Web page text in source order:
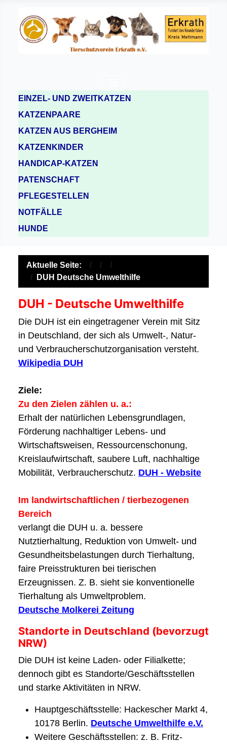
EINZEL- UND ZWEITKATZEN
KATZENPAARE
KATZEN AUS BERGHEIM
KATZENKINDER
HANDICAP-KATZEN
PATENSCHAFT
PFLEGESTELLEN
NOTFÄLLE
HUNDE
Aktuelle Seite:
DUH Deutsche Umwelthilfe
DUH - Deutsche Umwelthilfe
Die DUH ist ein eingetragener Verein mit Sitz
in Deutschland, der sich als Umwelt-, Natur-
und Verbraucherschutzorganisation versteht.
Wikipedia DUH
Ziele:
Zu den Zielen zählen u. a.:
Erhalt der natürlichen Lebensgrundlagen,
Förderung nachhaltiger Lebens- und
Wirtschaftsweisen, Ressourcenschonung,
Kreislaufwirtschaft, saubere Luft, nachhaltige
Mobilität, Verbraucherschutz. DUH - Website
Im landwirtschaftlichen / tierbezogenen
Bereich
verlangt die DUH u. a. bessere
Nutztierhaltung, Reduktion von Umwelt- und
Gesundheitsbelastungen durch Tierhaltung,
faire Preisstrukturen bei tierischen
Erzeugnissen. Z. B. sieht sie konventionelle
Tierhaltung als Umweltproblem.
Deutsche Molkerei Zeitung
Standorte in Deutschland (bevorzugt
NRW)
Die DUH ist keine Laden- oder Filialkette;
dennoch gibt es Standorte/Geschäftsstellen
und starke Aktivitäten in NRW.
Haupt­­geschäftsstelle: Hackescher Markt 4,
10178 Berlin. Deutsche Umwelthilfe e.V.
Weitere Geschäftsstellen: z. B. Fritz-